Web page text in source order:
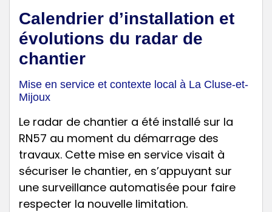
Calendrier d’installation et
évolutions du radar de
chantier
Mise en service et contexte local à La Cluse-et-
Mijoux
Le radar de chantier a été installé sur la
RN57 au moment du démarrage des
travaux. Cette mise en service visait à
sécuriser le chantier, en s’appuyant sur
une surveillance automatisée pour faire
respecter la nouvelle limitation.